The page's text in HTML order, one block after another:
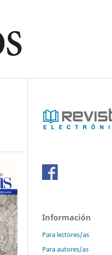
Información
Para lectores/as
Para autores/as